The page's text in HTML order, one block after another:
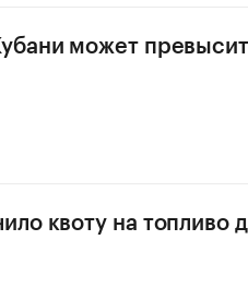
может
квоту на топливо